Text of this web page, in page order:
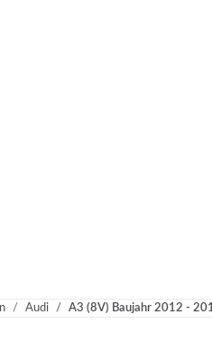
Audi A3 (8V) Baujahr 2012 -